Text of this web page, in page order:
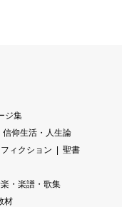
ジ集
信仰生活・人生論
ィクション
聖書
・楽譜・歌集
材